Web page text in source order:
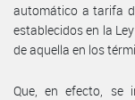
automático a tarifa
establecidos en la
de aquella en los
Que, en efecto, se